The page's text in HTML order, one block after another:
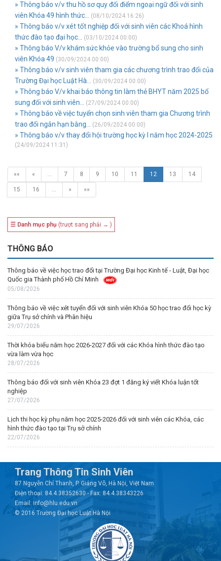
» Thông báo v/v thu hồ sơ quy đổi điểm ngoại ngữ đối với sinh
viên Khóa 49 hình thức...
(08/10/2024 16:26)
» Thông báo v/v xét tốt nghiệp đối với sinh viên các Khoá hình
thức đào tạo đại học...
(03/10/2024 00:00)
» Thông báo V/v khám sức khỏe vào trường bổ sung cho sinh
viên Khóa 49 (30/09/2024 00:00)
» Thông báo v/v sinh viên tham gia các chương trình trao đổi của
Trường Đại học Luật Hà...
(30/09/2024 00:00)
» Thông báo V/v khai báo thông tin làm thẻ BHYT năm 2025 bổ
sung đối với sinh viên...
(27/09/2024 00:00)
» Thông báo về việc tuyển chọn sinh viên tham gia Chương trình
trao đổi ngắn hạn bằng...
(26/09/2024 00:00)
» Thông báo v/v thay đổi hội trường học kỳ I năm học 2024-2025
(24/09/2024 11:31)
«« « … 7 8 9 10 11 12 13 14
15 16 … » »»
☰ Danh mục phụ (trượt sang phải → )
THÔNG BÁO
Thông báo về việc học trao đổi tại Trường Đại học Kinh tế - Luật, Đại học
Quốc gia Thành phố Hồ Chí Minh
05/08/2026
Thông báo về việc xét tuyển đối với sinh viên Khóa 50 học trao đổi học kỳ
giữa Trụ sở chính và Phân hiệu
29/07/2026
Thời khóa biểu năm học 2026-2027 đối với các Khóa hình thức đào tạo
vừa làm vừa học
28/07/2026
Thông báo đối với sinh viên Khóa 23 đợt 1 đăng ký viết Khóa luận tốt
nghiệp
27/07/2026
Lịch thi học kỳ phụ năm học 2025-2026 đối với sinh viên các Khóa, các
hình thức đào tạo tại Trụ sở chính
22/07/2026
Trang Thông Tin Sinh Viên
87 Nguyễn Chí Thanh, P. Giảng Võ, Hà Nội, Việt Nam
Điện thoại: 84.4.38352630 - Fax: 84.4.38343226
Email: info@hlu.edu.vn
© 2016 Trường Đại học Luật Hà Nội